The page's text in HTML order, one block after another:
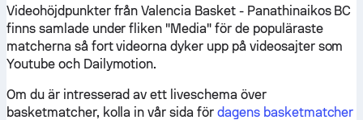
Videohöjdpunkter från Valencia Basket - Panathinaikos BC
finns samlade under fliken "Media" för de populäraste
matcherna så fort videorna dyker upp på videosajter som
Youtube och Dailymotion.
Om du är intresserad av ett liveschema över
basketmatcher, kolla in vår sida för dagens basketmatcher